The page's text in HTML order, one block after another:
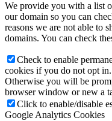
We provide you with a list
our domain so you can
reasons we are not able to
domains. You can check
Check to enable
cookies if you do not opt
Otherwise you will be
browser window or new a
Click to enable/disable
Google Analytics Cookies